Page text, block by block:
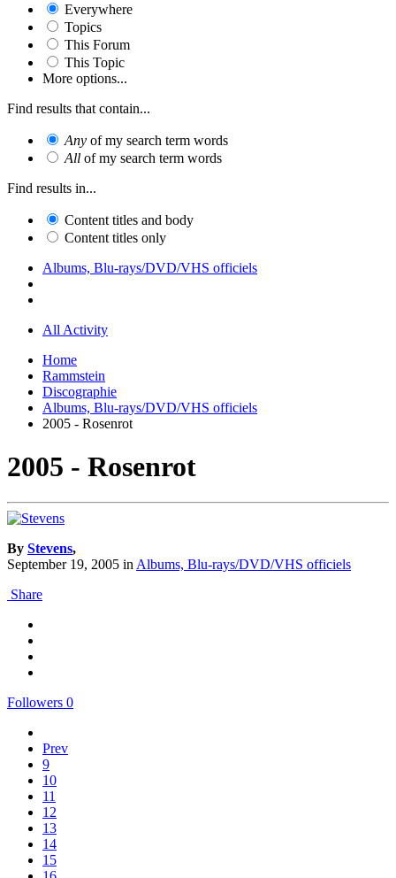
Everywhere
Topics
This Forum
This Topic
More options...
Find results that contain...
Any of my search term words
All of my search term words
Find results in...
Content titles and body
Content titles only
Albums, Blu-rays/DVD/VHS officiels
All Activity
Home
Rammstein
Discographie
Albums, Blu-rays/DVD/VHS officiels
2005 - Rosenrot
2005 - Rosenrot
By Stevens,
September 19, 2005 inAlbums, Blu-rays/DVD/VHS officiels
Share
Followers 0
Prev
9
10
11
12
13
14
15